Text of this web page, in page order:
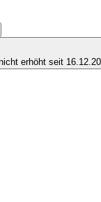
erhöht seit